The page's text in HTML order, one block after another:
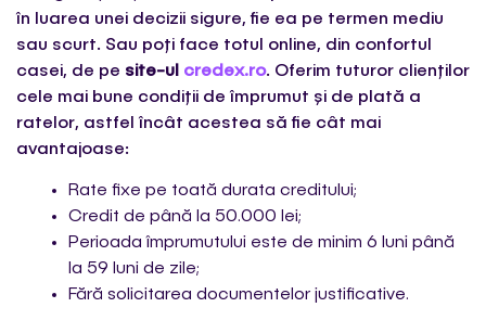
în luarea unei decizii sigure, fie ea pe termen mediu
sau scurt. Sau poți face totul online, din confortul
casei, de pe site-ul credex.ro. Oferim tuturor clienților
cele mai bune condiții de împrumut și de plată a
ratelor, astfel încât acestea să fie cât mai
avantajoase:
Rate fixe pe toată durata creditului;
Credit de până la 50.000 lei;
Perioada împrumutului este de minim 6 luni până
la 59 luni de zile;
Fără solicitarea documentelor justificative.